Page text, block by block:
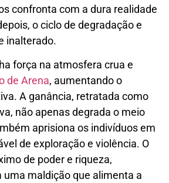
confronta com a dura realidade
o ciclo de degradação e
inalterado.
força na atmosfera crua e
de Arena, aumentando o
A ganância, retratada como
não apenas degrada o meio
aprisiona os indivíduos em
de exploração e violência. O
de poder e riqueza,
maldição que alimenta a